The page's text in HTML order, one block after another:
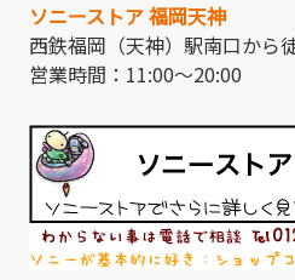
ソニーストア 福岡天神
西鉄福岡（天神）駅南口から
営業時間：11:00～20:00